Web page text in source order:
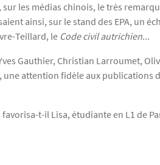
les médias chinois, le très
ainsi, sur le stand des EPA, un
Teillard, le Code civil autrichien...
Gauthier, Christian Larroumet,
une attention fidèle aux publications
t-il Lisa, étudiante en L1 de